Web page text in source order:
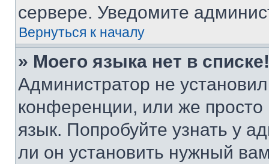
сервере. Уведомите
Вернуться к началу
» Моего языка нет в списке!
Администратор не
конференции, или же
язык. Попробуйте узнать у
ли он установить нужный